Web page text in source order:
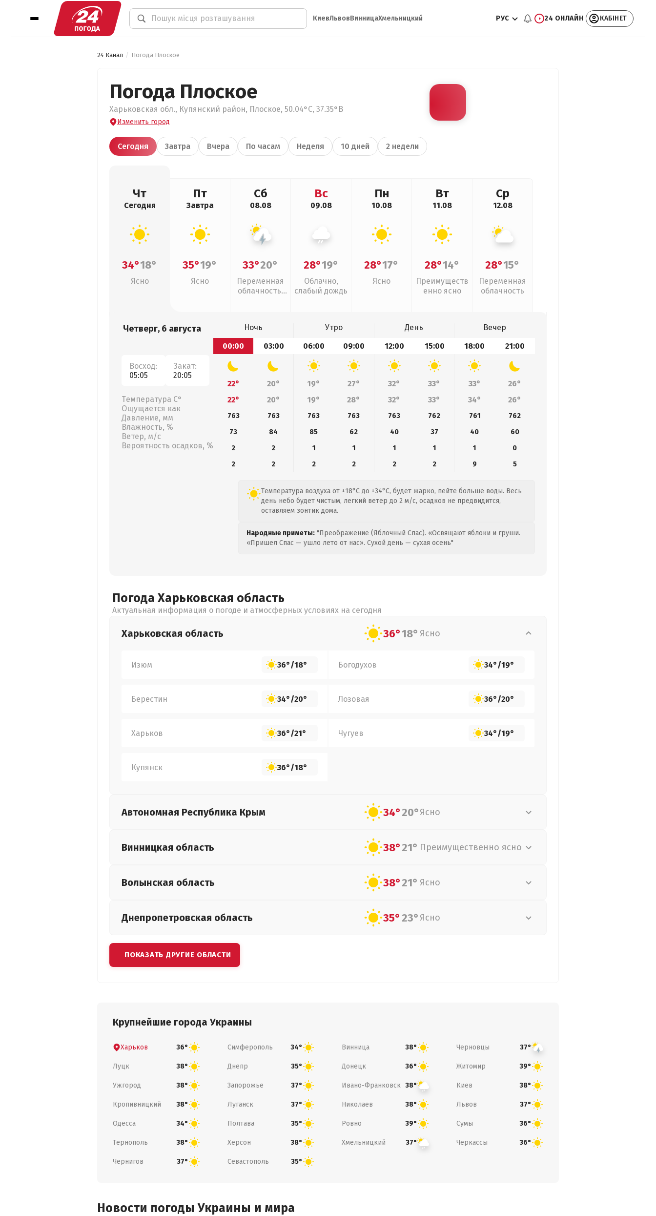
КиевЛьвовВинницаХмельницкий РУС 24 ОНЛАЙН КАБІНЕТ
24 Канал Погода Плоское
Погода Плоское
Харьковская обл., Купянский район, Плоское, 50.04°С, 37.35°В
Изменить город
Сегодня Завтра Вчера По часам Неделя 10 дней 2 недели
Чт
Сегодня
34°18°
Ясно
Пт
Завтра
35°19°
Ясно
Сб
08.08
33°20°
Переменная
облачность,
Вс
09.08
28°19°
Облачно,
слабый дождь
Пн
10.08
28°17°
Ясно
Вт
11.08
28°14°
Преимуществ
енно ясно
Ср
12.08
28°15°
Переменная
облачность
Четверг, 6 августа
Восход:
05:05
Закат:
20:05
Температура С°
Ощущается как
Давление, мм
Влажность, %
Ветер, м/с
Вероятность осадков, %
Ночь Утро День
Вечер
00:00
03:00 06:00 09:00 12:00 15:00 18:00 21:00
22° 20° 19° 27° 32° 33° 33°
26°
22°
20° 19° 28° 32° 33° 34° 26°
763 763 763 763 763 762 761
762
73
84 85 62 40 37 40
60
2
2 1 1 1 1 1
0
2
2 2 2 2 2 9 5
Температура воздуха от +18°C до +34°C, будет жарко, пейте больше воды. Весь
день небо будет чистым, легкий ветер до 2 м/с, осадков не предвидится,
оставляем зонтик дома.
Народные приметы: "Преображение (Яблочный Спас). «Освящают яблоки и груши.
«Пришел Спас — ушло лето от нас». Сухой день — сухая осень"
Погода Харьковская область
Актуальная информация о погоде и атмосферных условиях на сегодня
Харьковская область 36°18° Ясно
Изюм 36°/18° Богодухов 34°/19°
Берестин 34°/20° Лозовая 36°/20°
Харьков 36°/21° Чугуев 34°/19°
Купянск 36°/18°
Автономная Республика Крым 34°20°Ясно
Винницкая область 38°21° Преимущественно ясно
Волынская область 38°21° Ясно
Днепропетровская область 35°23° Ясно
ПОКАЗАТЬ ДРУГИЕ ОБЛАСТИ
Крупнейшие города Украины
Харьков 36° Симферополь 34° Винница 38° Черновцы 37°
Луцк 38° Днепр 35° Донецк 36° Житомир 39°
Ужгород 38° Запорожье 37° Ивано-Франковск 38° Киев 38°
Кропивницкий 38° Луганск 37° Николаев 38° Львов 37°
Одесса 34° Полтава 35° Ровно 39° Сумы 36°
Тернополь 38° Херсон 38° Хмельницкий 37° Черкассы 36°
Чернигов 37° Севастополь 35°
Новости погоды Украины и мира